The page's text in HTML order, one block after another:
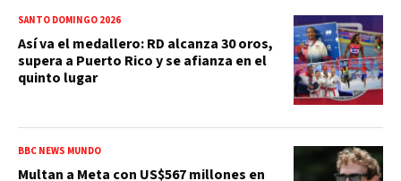
SANTO DOMINGO 2026
Así va el medallero: RD alcanza 30 oros,
supera a Puerto Rico y se afianza en el
quinto lugar
BBC NEWS MUNDO
Multan a Meta con US$567 millones en